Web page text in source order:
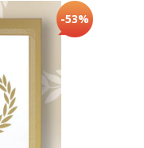
-53%